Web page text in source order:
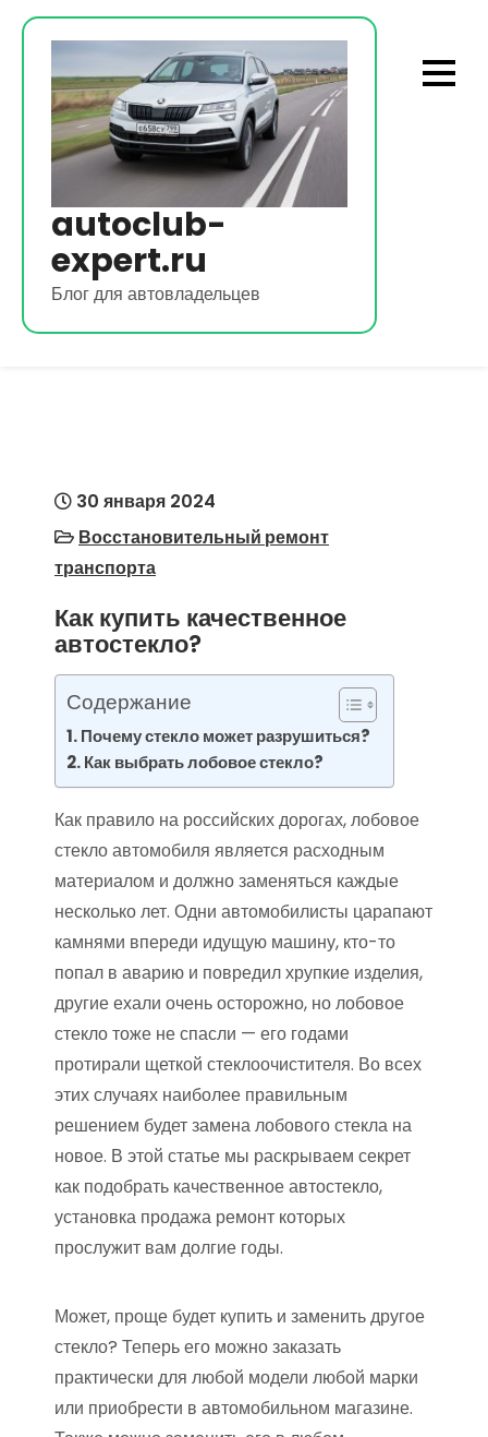
Перейти
содержимому
autoclub-
expert.ru
Блог для автовладельцев
30 января 2024
Восстановительный ремонт
транспорта
Как купить качественное
автостекло?
Содержание
Почему стекло может разрушиться?
Как выбрать лобовое стекло?
Как правило на российских дорогах, лобовое
стекло автомобиля является расходным
материалом и должно заменяться каждые
несколько лет. Одни автомобилисты царапают
камнями впереди идущую машину, кто-то
попал в аварию и повредил хрупкие изделия,
другие ехали очень осторожно, но лобовое
стекло тоже не спасли — его годами
протирали щеткой стеклоочистителя. Во всех
этих случаях наиболее правильным
решением будет замена лобового стекла на
новое. В этой статье мы раскрываем секрет
как подобрать качественное автостекло,
установка продажа ремонт которых
прослужит вам долгие годы.
Может, проще будет купить и заменить другое
стекло? Теперь его можно заказать
практически для любой модели любой марки
или приобрести в автомобильном магазине.